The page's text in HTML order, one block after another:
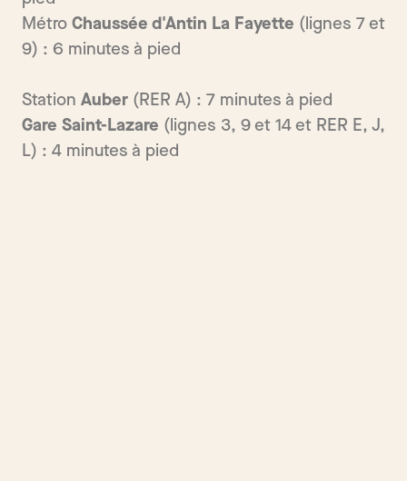
Métro Chaussée d'Antin La Fayette (lignes 7 et
9) : 6 minutes à pied
Station Auber (RER A) : 7 minutes à pied
Gare Saint-Lazare (lignes 3, 9 et 14 et RER E, J,
L) : 4 minutes à pied